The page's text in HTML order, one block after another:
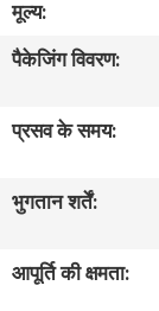
भ्रमण
नियंत्रण
COMPANY
NEWS
मूल्य:
पैकेजिंग विवरण:
प्रसव के समय:
भुगतान शर्तें:
आपूर्ति की क्षमता: